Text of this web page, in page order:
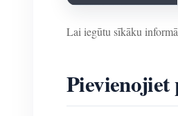
Lai iegūtu sīkāku